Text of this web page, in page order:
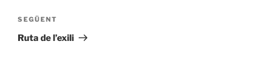
Entrada
següent
SEGÜENT
Ruta de l’exili